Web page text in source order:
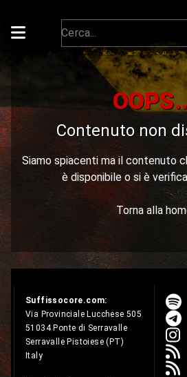
Contenuto non
Siamo spiacenti ma il contenuto
è disponibile o si è
Torna alla
Suffissocore.com:
Via Provinciale Lucchese 505
51034 Ponte di Serravalle
Serravalle Pistoiese (PT)
Italy